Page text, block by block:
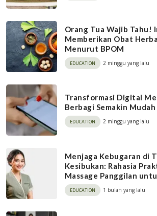
Orang Tua Wajib Tahu!
Memberikan Obat
Menurut BPOM
EDUCATION 2 minggu yang lalu
Transformasi Digital
Berbagi Semakin
EDUCATION 2 minggu yang lalu
Menjaga Kebugaran di
Kesibukan: Rahasia
Massage Panggilan
EDUCATION 1 bulan yang lalu